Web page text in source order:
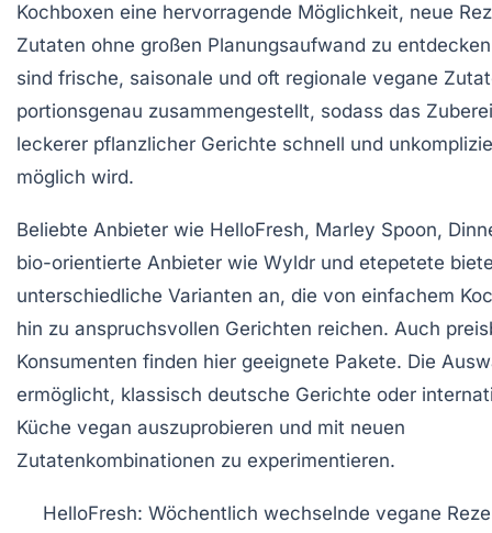
Kochboxen eine hervorragende Möglichkeit, neue
Zutaten ohne großen Planungsaufwand zu
sind frische, saisonale und oft regionale vegane
portionsgenau zusammengestellt, sodass das
leckerer pflanzlicher Gerichte schnell und
möglich wird.
Beliebte Anbieter wie HelloFresh, Marley Spoon,
bio-orientierte Anbieter wie Wyldr und etepetete
unterschiedliche Varianten an, die von einfachem
hin zu anspruchsvollen Gerichten reichen. Auch
Konsumenten finden hier geeignete Pakete. Die
ermöglicht, klassisch deutsche Gerichte oder
Küche vegan auszuprobieren und mit neuen
Zutatenkombinationen zu experimentieren.
HelloFresh: Wöchentlich wechselnde vegane